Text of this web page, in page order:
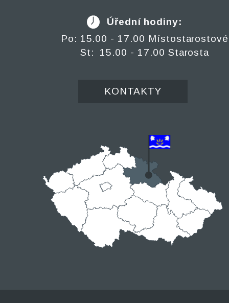
Úřední hodiny:
Po: 15.00 - 17.00 Místostarostové
St: 15.00 - 17.00 Starosta
KONTAKTY